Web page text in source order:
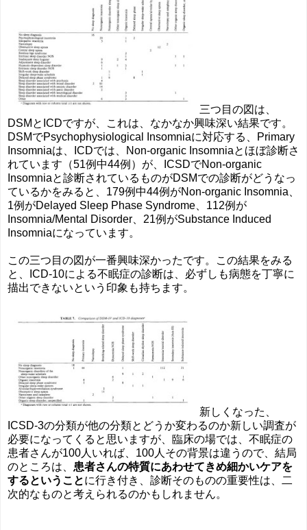
三つ目の図は、
DSMとICDですが、これは、なかなか興味深い結果です。
DSMでPsychophysiological Insomniaに対応する、Primary
Insomniaは、ICDでは、Non-organic Insomniaとほぼ診断さ
れています（51例中44例）が、ICSDでNon-organic
Insomniaと診断されているものがDSMでの診断がどうなっ
ているかをみると、179例中44例がNon-organic Insomnia、
1例がDelayed Sleep Phase Syndrome、112例が
Insomnia/Mental Disorder、21例がSubstance Induced
Insomniaになっています。
この三つ目の図が一番興味深かったです。この結果をみる
と、ICD-10による不眠症の診断は、必ずしも病態を丁寧に
描出できないという印象も持ちます。
新しくなった、
ICSD-3の分類が他の分類とどうか変わるのか新しい調査が
必要になってくると思いますが、臨床の場では、不眠症の
患者さんが100人いれば、100人その背景は違うので、結局
のところは、 患者さんの特質にあわせてきめ細かいケアを
するということに行き付き、診断そのものの重要性は、二
次的なものと考えられるのかもしれません。